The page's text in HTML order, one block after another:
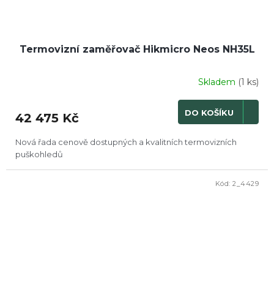
Termovizní zaměřovač Hikmicro Neos NH35L
Skladem (1 ks)
42 475 Kč DO KOŠÍKU
Nová řada cenově dostupných a kvalitních termovizních
puškohledů
Kód: 2_4429